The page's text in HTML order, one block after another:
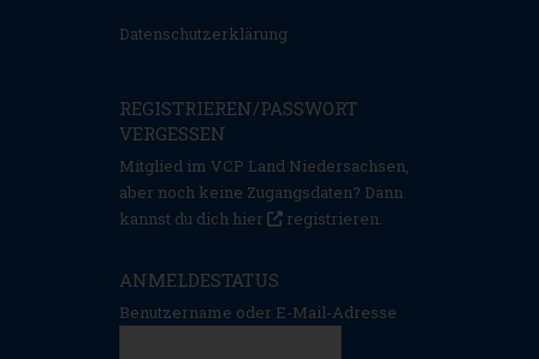
Datenschutzerklärung
REGISTRIEREN/PASSWORT
VERGESSEN
Mitglied im VCP Land Niedersachsen,
aber noch keine Zugangsdaten? Dann
kannst du dich hier
registrieren.
ANMELDESTATUS
Benutzername oder E-Mail-Adresse